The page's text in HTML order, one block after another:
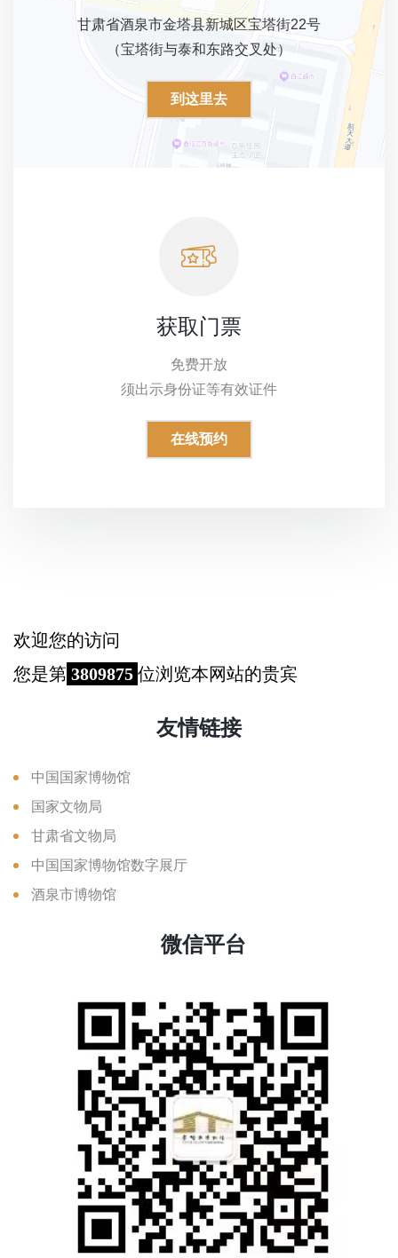
甘肃省酒泉市金塔县新城区宝塔街22号
（宝塔街与泰和东路交叉处）
到这里去
获取门票
免费开放
须出示身份证等有效证件
在线预约
欢迎您的访问
您是第 3809875 位浏览本网站的贵宾
友情链接
中国国家博物馆
国家文物局
甘肃省文物局
中国国家博物馆数字展厅
酒泉市博物馆
微信平台